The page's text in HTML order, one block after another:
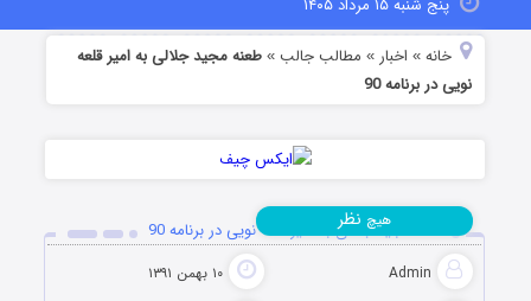
پنج شنبه ۱۵ مرداد ۱۴۰۵
خانه » اخبار » مطالب جالب »طعنه مجید جلالی به امیر قلعه
نویی در برنامه 90
طعنه مجید جلالی به امیر قلعه نویی در برنامه 90
Admin ۱۰ بهمن ۱۳۹۱
هیچ نظر